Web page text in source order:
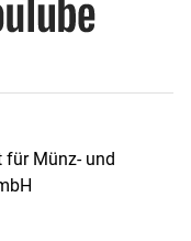
Münz- und